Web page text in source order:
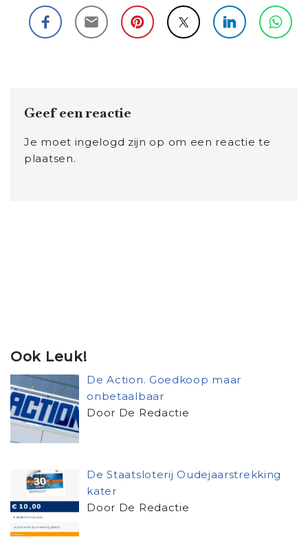
Geef een reactie
Je moet ingelogd zijn op om een reactie te
plaatsen.
Ook Leuk!
De Action. Goedkoop maar
onbetaalbaar
Door De Redactie
De Staatsloterij Oudejaarstrekking
kater
Door De Redactie